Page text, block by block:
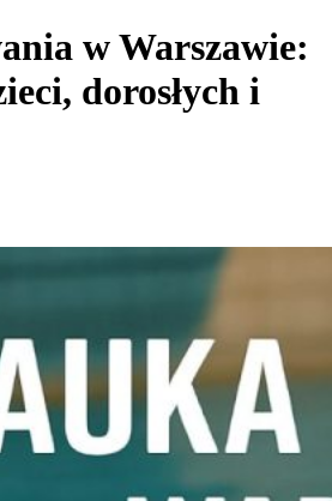
w Warszawie:
dorosłych i